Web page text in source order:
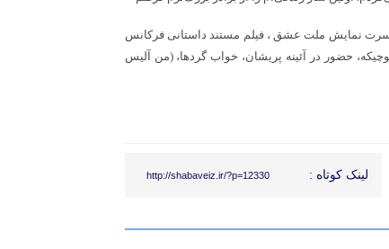
نمایش ملت عشق ، فیلم مستند داستانی فرکانس
حضور در آئینه پریشان، خواب گردها، (من آلیس
لینک کوتاه : http://shabaveiz.ir/?p=12330